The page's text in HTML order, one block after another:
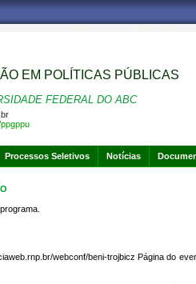
EM POLÍTICAS PÚBLICAS
FEDERAL DO ABC
Processos Seletivos Notícias
webconf/beni-trojbicz Página do